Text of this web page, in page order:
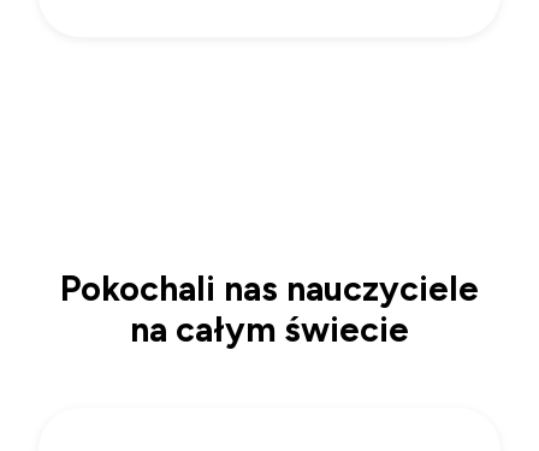
Pokochali nas nauczyciele
na całym świecie